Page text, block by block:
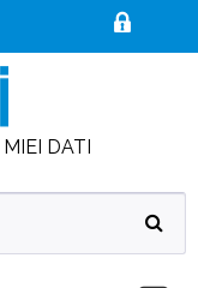
MIEI DATI